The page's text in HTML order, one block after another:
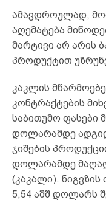
ამავდროულად,
აღემატება
მარტივი არ არის
პროდუქტით
კაკლის
კონტრაქტების
საბითუმო ფასები
დოლარამდე
ჯიშების
დოლარამდე
(კაკალი).
5,54 აშშ დოლარს